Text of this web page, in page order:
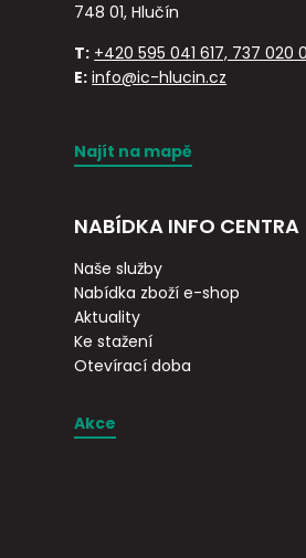
748 01, Hlučín
T: +420 595 041 617, 737 020
E: info@ic-hlucin.cz
Najít na mapě
NABÍDKA INFO CENTRA
Naše služby
Nabídka zboží e-shop
Aktuality
Ke stažení
Otevírací doba
Akce